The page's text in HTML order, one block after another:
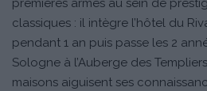
premières armes au sein de
classiques : il intègre l’hôtel du
pendant 1 an puis passe les 2
Sologne à l’Auberge des
maisons aiguisent ses